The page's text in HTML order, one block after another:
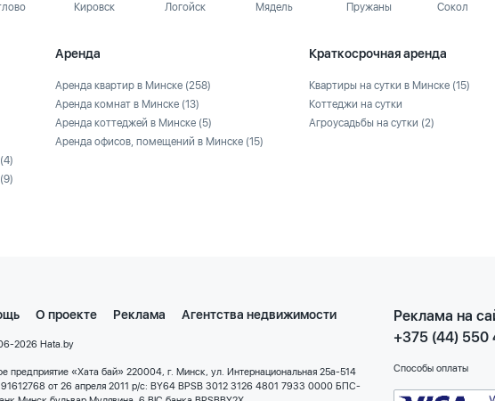
Кировск
Логойск
Мядель
Пружаны
Сокол
(4)
(9)
Аренда
Аренда квартир в Минске (258)
Аренда комнат в Минске (13)
Аренда коттеджей в Минске (5)
Аренда офисов, помещений в Минске (15)
Краткосрочная аренда
Квартиры на сутки в Минске (15)
Коттеджи на сутки
Агроусадьбы на сутки (2)
О проекте Реклама Агентства недвижимости
2026 Hata.by
предприятие «Хата бай» 220004, г. Минск, ул. Интернациональная 25а-514
от 26 апреля 2011 р/с: BY64 BPSB 3012 3126 4801 7933 0000 БПС-
Реклама на
+375 (44) 550
Способы оплаты